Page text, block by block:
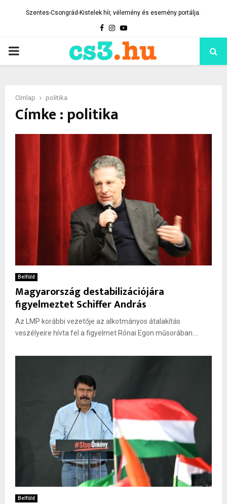
Szentes-Csongrád-Kistelek hír, vélemény és esemény portálja.
Facebook
Instagram
Youtube
PRIMARY
Címlap politika
Címke : politika
Belföld
Magyarország destabilizációjára
figyelmeztet Schiffer András
Az LMP korábbi vezetője az alkotmányos átalakítás
veszélyeire hívta fel a figyelmet Rónai Egon műsorában....
Belföld